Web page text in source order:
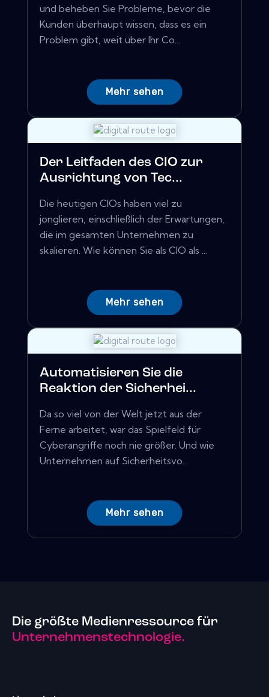
und beheben Sie Probleme, bevor die
Kunden überhaupt wissen, dass es ein
Problem gibt, weit über Ihr Co...
Mehr sehen
Der Leitfaden des CIO zur
Ausrichtung von Tec...
Die heutigen CIOs haben viel zu
jonglieren, einschließlich der Erwartungen,
die im gesamten Unternehmen zu
skalieren. Wie können Sie als CIO als ...
Mehr sehen
Automatisieren Sie die
Reaktion der Sicherhei...
Da so viel von der Welt jetzt aus der
Ferne arbeitet, war das Spielfeld für
Cyberangriffe noch nie größer. Und wie
Unternehmen auf Sicherheitsvo...
Mehr sehen
Die größte Medienressource für
Unternehmenstechnologie.